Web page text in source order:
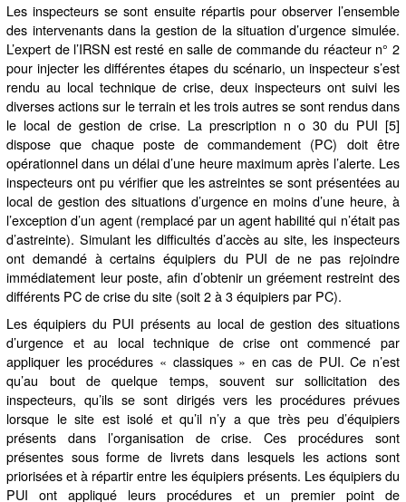
Les inspecteurs se sont ensuite répartis pour observer l’ensemble
des intervenants dans la gestion de la situation d’urgence simulée.
L’expert de l’IRSN est resté en salle de commande du réacteur n° 2
pour injecter les différentes étapes du scénario, un inspecteur s’est
rendu au local technique de crise, deux inspecteurs ont suivi les
diverses actions sur le terrain et les trois autres se sont rendus dans
le local de gestion de crise. La prescription n o 30 du PUI [5]
dispose que chaque poste de commandement (PC) doit être
opérationnel dans un délai d’une heure maximum après l’alerte. Les
inspecteurs ont pu vérifier que les astreintes se sont présentées au
local de gestion des situations d’urgence en moins d’une heure, à
l’exception d’un agent (remplacé par un agent habilité qui n’était pas
d’astreinte). Simulant les difficultés d’accès au site, les inspecteurs
ont demandé à certains équipiers du PUI de ne pas rejoindre
immédiatement leur poste, afin d’obtenir un gréement restreint des
différents PC de crise du site (soit 2 à 3 équipiers par PC).
Les équipiers du PUI présents au local de gestion des situations
d’urgence et au local technique de crise ont commencé par
appliquer les procédures « classiques » en cas de PUI. Ce n’est
qu’au bout de quelque temps, souvent sur sollicitation des
inspecteurs, qu’ils se sont dirigés vers les procédures prévues
lorsque le site est isolé et qu’il n’y a que très peu d’équipiers
présents dans l’organisation de crise. Ces procédures sont
présentes sous forme de livrets dans lesquels les actions sont
priorisées et à répartir entre les équipiers présents. Les équipiers du
PUI ont appliqué leurs procédures et un premier point de